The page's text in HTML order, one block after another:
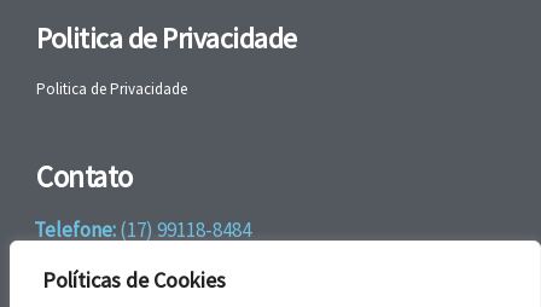
Políticas de Cookies
Politica de Privacidade
Politica de Privacidade
Contato
Telefone:(17) 99118-8484
WhatsApp:+55 (17) 99118-8484